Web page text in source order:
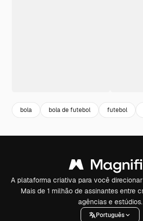
bola bola de futebol futebol
A plataforma criativa para você
Mais de 1 milhão de assinantes entre
agências e estúdios.
Português